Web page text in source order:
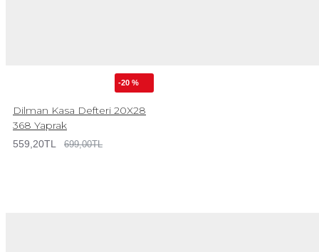
-20 %
Dilman Kasa Defteri 20X28
368 Yaprak
559,20TL 699,00TL